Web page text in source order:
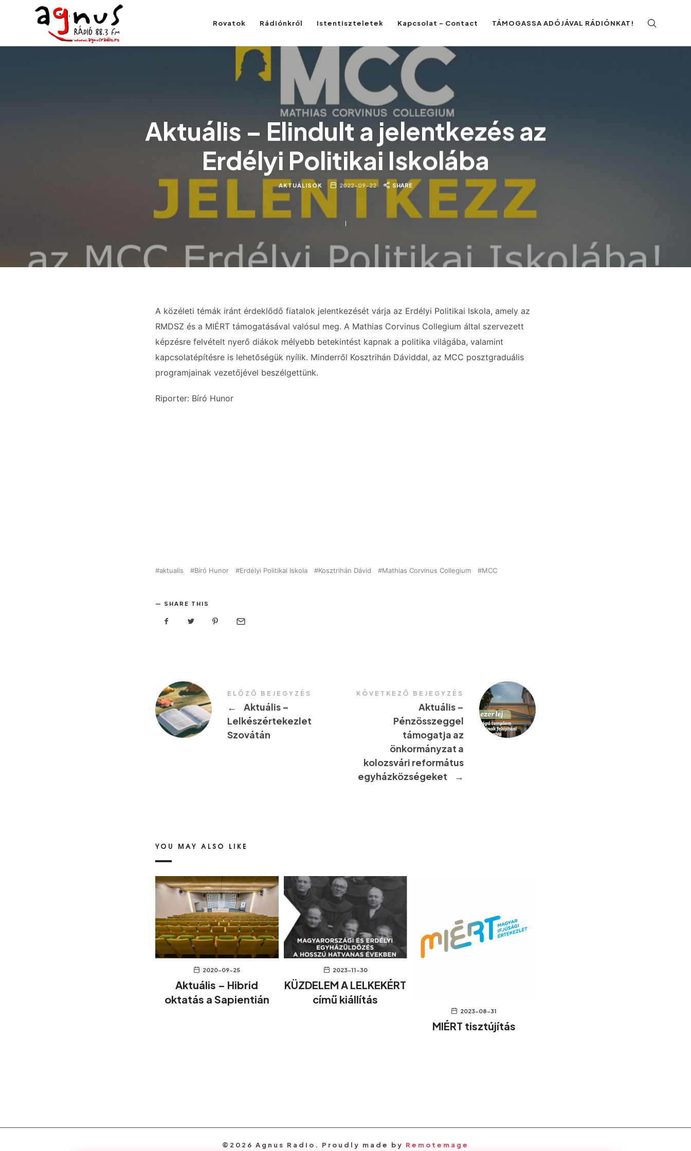
Agnus Rádió Rovatok Rádiónkról Istentiszteletek Kapcsolat – Contact TÁMOGASSA ADÓJÁVAL RÁDIÓNKAT!
Aktuális – Elindult a jelentkezés az
Erdélyi Politikai Iskolába
AKTUÁLISOK 2022-09-22 SHARE
A közéleti témák iránt érdeklődő fiatalok jelentkezését várja az Erdélyi Politikai Iskola, amely az
RMDSZ és a MIÉRT támogatásával valósul meg. A Mathias Corvinus Collegium által szervezett
képzésre felvételt nyerő diákok mélyebb betekintést kapnak a politika világába, valamint
kapcsolatépítésre is lehetőségük nyílik. Minderről Kosztrihán Dáviddal, az MCC posztgraduális
programjainak vezetőjével beszélgettünk.
Riporter: Bíró Hunor
aktualis Bíró Hunor Erdélyi Politikai Iskola Kosztrihán Dávid Mathias Corvinus Collegium MCC
SHARE THIS
ELŐZŐ BEJEGYZÉS
←
Aktuális –
Lelkészértekezlet
Szovátán
KÖVETKEZŐ BEJEGYZÉS
Aktuális –
Pénzösszeggel
támogatja az
önkormányzat a
kolozsvári református
egyházközségeket
→
YOU MAY ALSO LIKE
2020-09-25
Aktuális – Hibrid
oktatás a Sapientián
2023-11-30
KÜZDELEM A LELKEKÉRT
című kiállítás
2023-08-31
MIÉRT tisztújítás
©2026 Agnus Radio. Proudly made by Remotemage